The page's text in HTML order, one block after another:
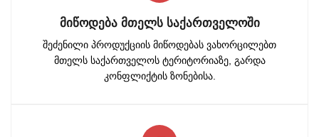
ᲛᲘᲬᲝᲓᲔᲑᲐ ᲛᲗᲔᲚᲡ ᲡᲐᲥᲐᲠᲗᲕᲔᲚᲝᲨᲘ
შეძენილი პროდუქციის მიწოდებას ვახორცილებთ
მთელს საქართველოს ტერიტორიაზე, გარდა
კონფლიქტის ზონებისა.